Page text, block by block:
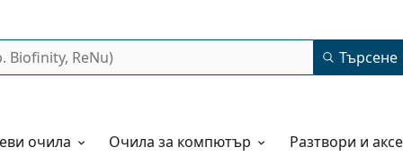
Търсене
очила Очила за компютър Разтвори и